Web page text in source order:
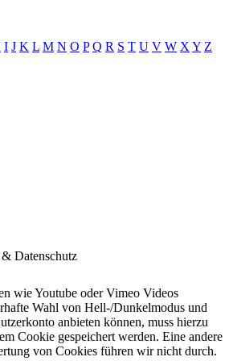
I J K L M N O P Q R S T U V W X Y Z
Datenschutz
wie Youtube oder Vimeo Videos
Wahl von Hell-/Dunkelmodus und
anbieten können, muss hierzu
Cookie gespeichert werden. Eine andere
von Cookies führen wir nicht durch.